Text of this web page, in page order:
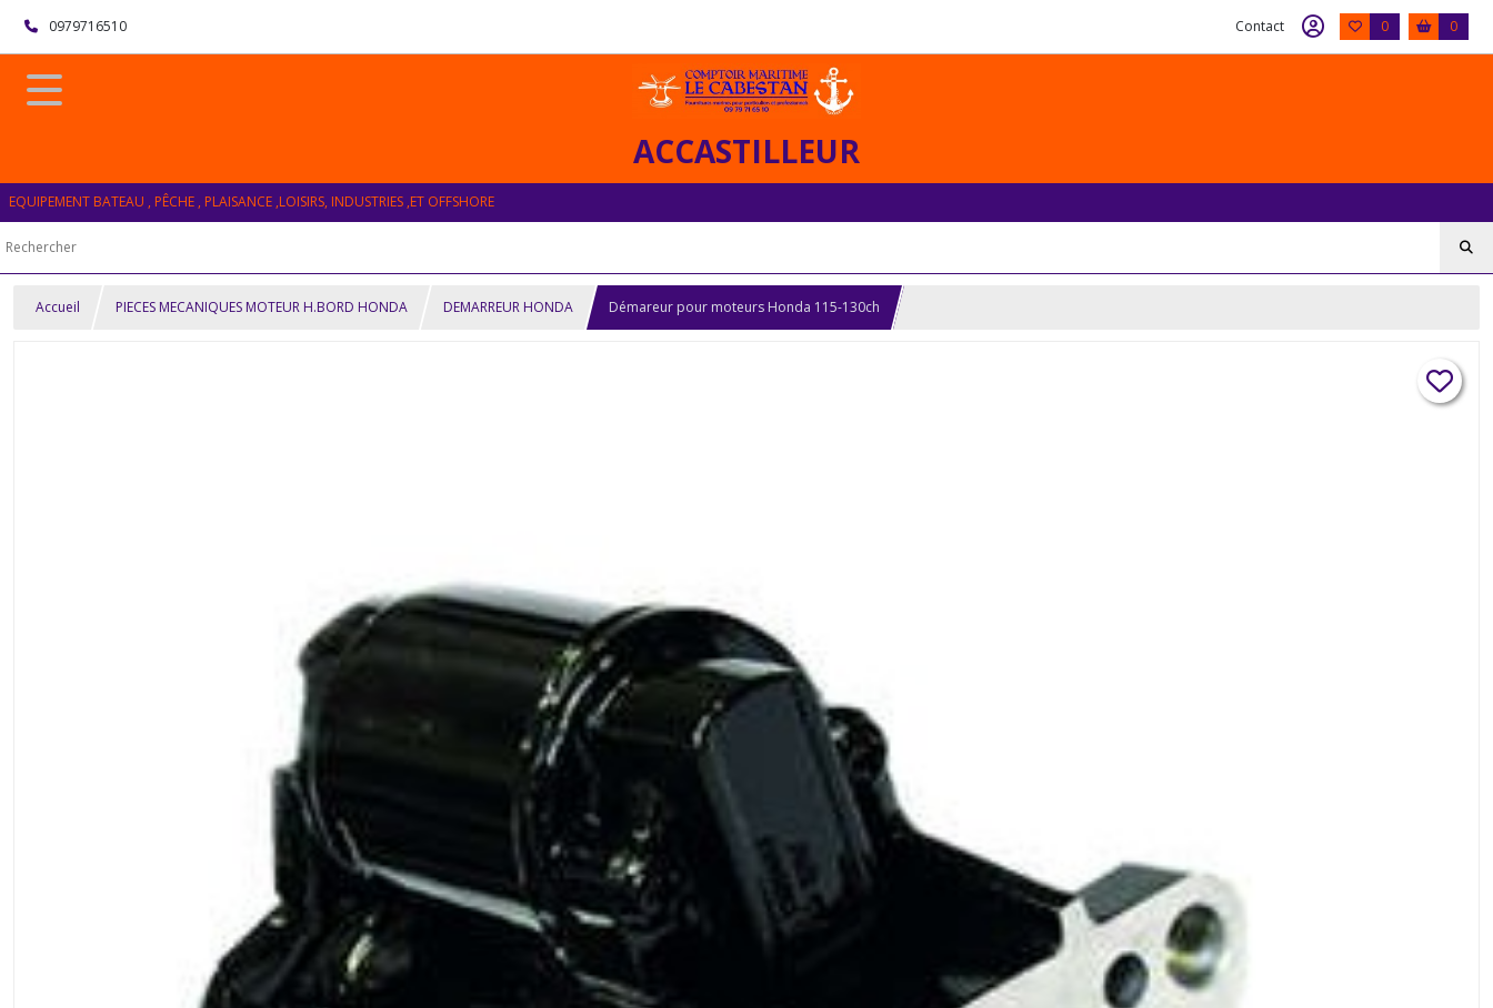
0979716510 Contact 0 0
ACCASTILLEUR
EQUIPEMENT BATEAU , PÊCHE , PLAISANCE ,LOISIRS, INDUSTRIES ,ET OFFSHORE
Accueil PIECES MECANIQUES MOTEUR H.BORD HONDA DEMARREUR HONDA Démareur pour moteurs Honda 115-130ch